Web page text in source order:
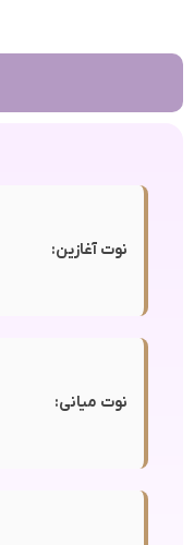
نوت آغازین:
نوت میانی: